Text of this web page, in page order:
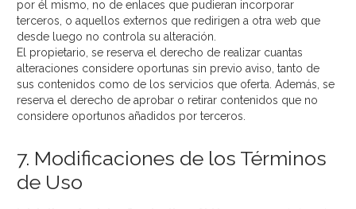
por él mismo, no de enlaces que pudieran incorporar
terceros, o aquellos externos que redirigen a otra web que
desde luego no controla su alteración.
El propietario, se reserva el derecho de realizar cuantas
alteraciones considere oportunas sin previo aviso, tanto de
sus contenidos como de los servicios que oferta. Además, se
reserva el derecho de aprobar o retirar contenidos que no
considere oportunos añadidos por terceros.
7. Modificaciones de los Términos
de Uso